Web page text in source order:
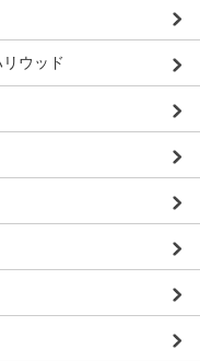
ウッド